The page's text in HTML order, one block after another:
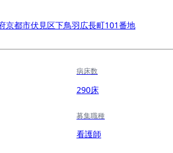
京都市伏見区下鳥羽広長町101番地
病床数
290床
募集職種
看護師